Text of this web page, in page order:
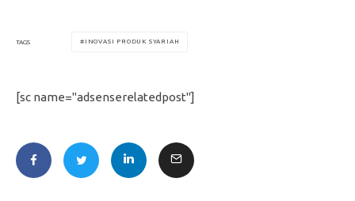
TAGS INOVASI PRODUK SYARIAH
[sc name="adsenserelatedpost"]